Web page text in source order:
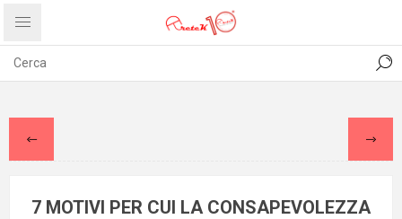
PRIVACY ABOUT US
7 MOTIVI PER CUI LA CONSAPEVOLEZZA